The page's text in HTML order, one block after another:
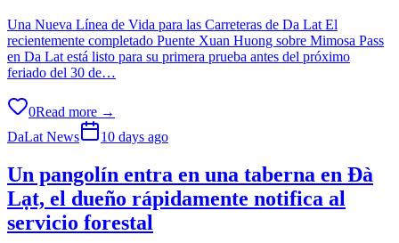
Una Nueva Línea de Vida para las Carreteras de Da Lat El
recientemente completado Puente Xuan Huong sobre Mimosa Pass
en Da Lat está listo para su primera prueba antes del próximo
feriado del 30 de…
0Read more →
DaLat News
10 days ago
Un pangolín entra en una taberna en Đà
Lạt, el dueño rápidamente notifica al
servicio forestal